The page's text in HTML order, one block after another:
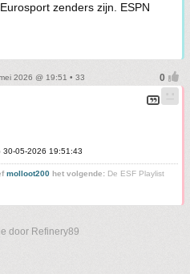
zenders zijn. ESPN
2026 @ 19:51 • 33
30-05-2026 19:51:43
molloot200 het volgende: De ESF Playlist
door Refinery89